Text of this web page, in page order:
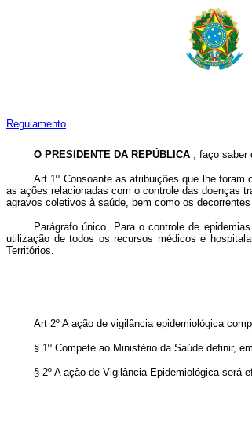
Regulamento
O PRESIDENTE DA REPÚBLICA , faço saber
Art 1º Consoante as atribuições que lhe
as ações relacionadas com o controle das doenças
agravos coletivos à saúde, bem como os
Parágrafo único. Para o controle de
utilização de todos os recursos médicos e
Territórios.
Art 2º A ação de vigilância epidemiológica
§ 1º Compete ao Ministério da Saúde definir,
§ 2º A ação de Vigilância Epidemiológica será